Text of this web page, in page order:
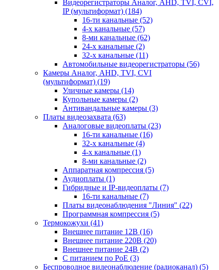
Видеорегистраторы Аналог, AHD, TVI, CVI,
IP (мультиформат) (184)
16-ти канальные (52)
4-х канальные (57)
8-ми канальные (62)
24-х канальные (2)
32-х канальные (11)
Автомобильные видеорегистраторы (56)
Камеры Аналог, AHD, TVI, CVI
(мультиформат) (19)
Уличные камеры (14)
Купольные камеры (2)
Антивандальные камеры (3)
Платы видеозахвата (63)
Аналоговые видеоплаты (23)
16-ти канальные (16)
32-х канальные (4)
4-х канальные (1)
8-ми канальные (2)
Аппаратная компрессия (5)
Аудиоплаты (1)
Гибридные и IP-видеоплаты (7)
16-ти канальные (7)
Платы видеонаблюдения "Линия" (22)
Программная компрессия (5)
Термокожухи (41)
Внешнее питание 12В (16)
Внешнее питание 220В (20)
Внешнее питание 24В (2)
С питанием по PoE (3)
Беспроводное видеонаблюдение (радиоканал) (5)